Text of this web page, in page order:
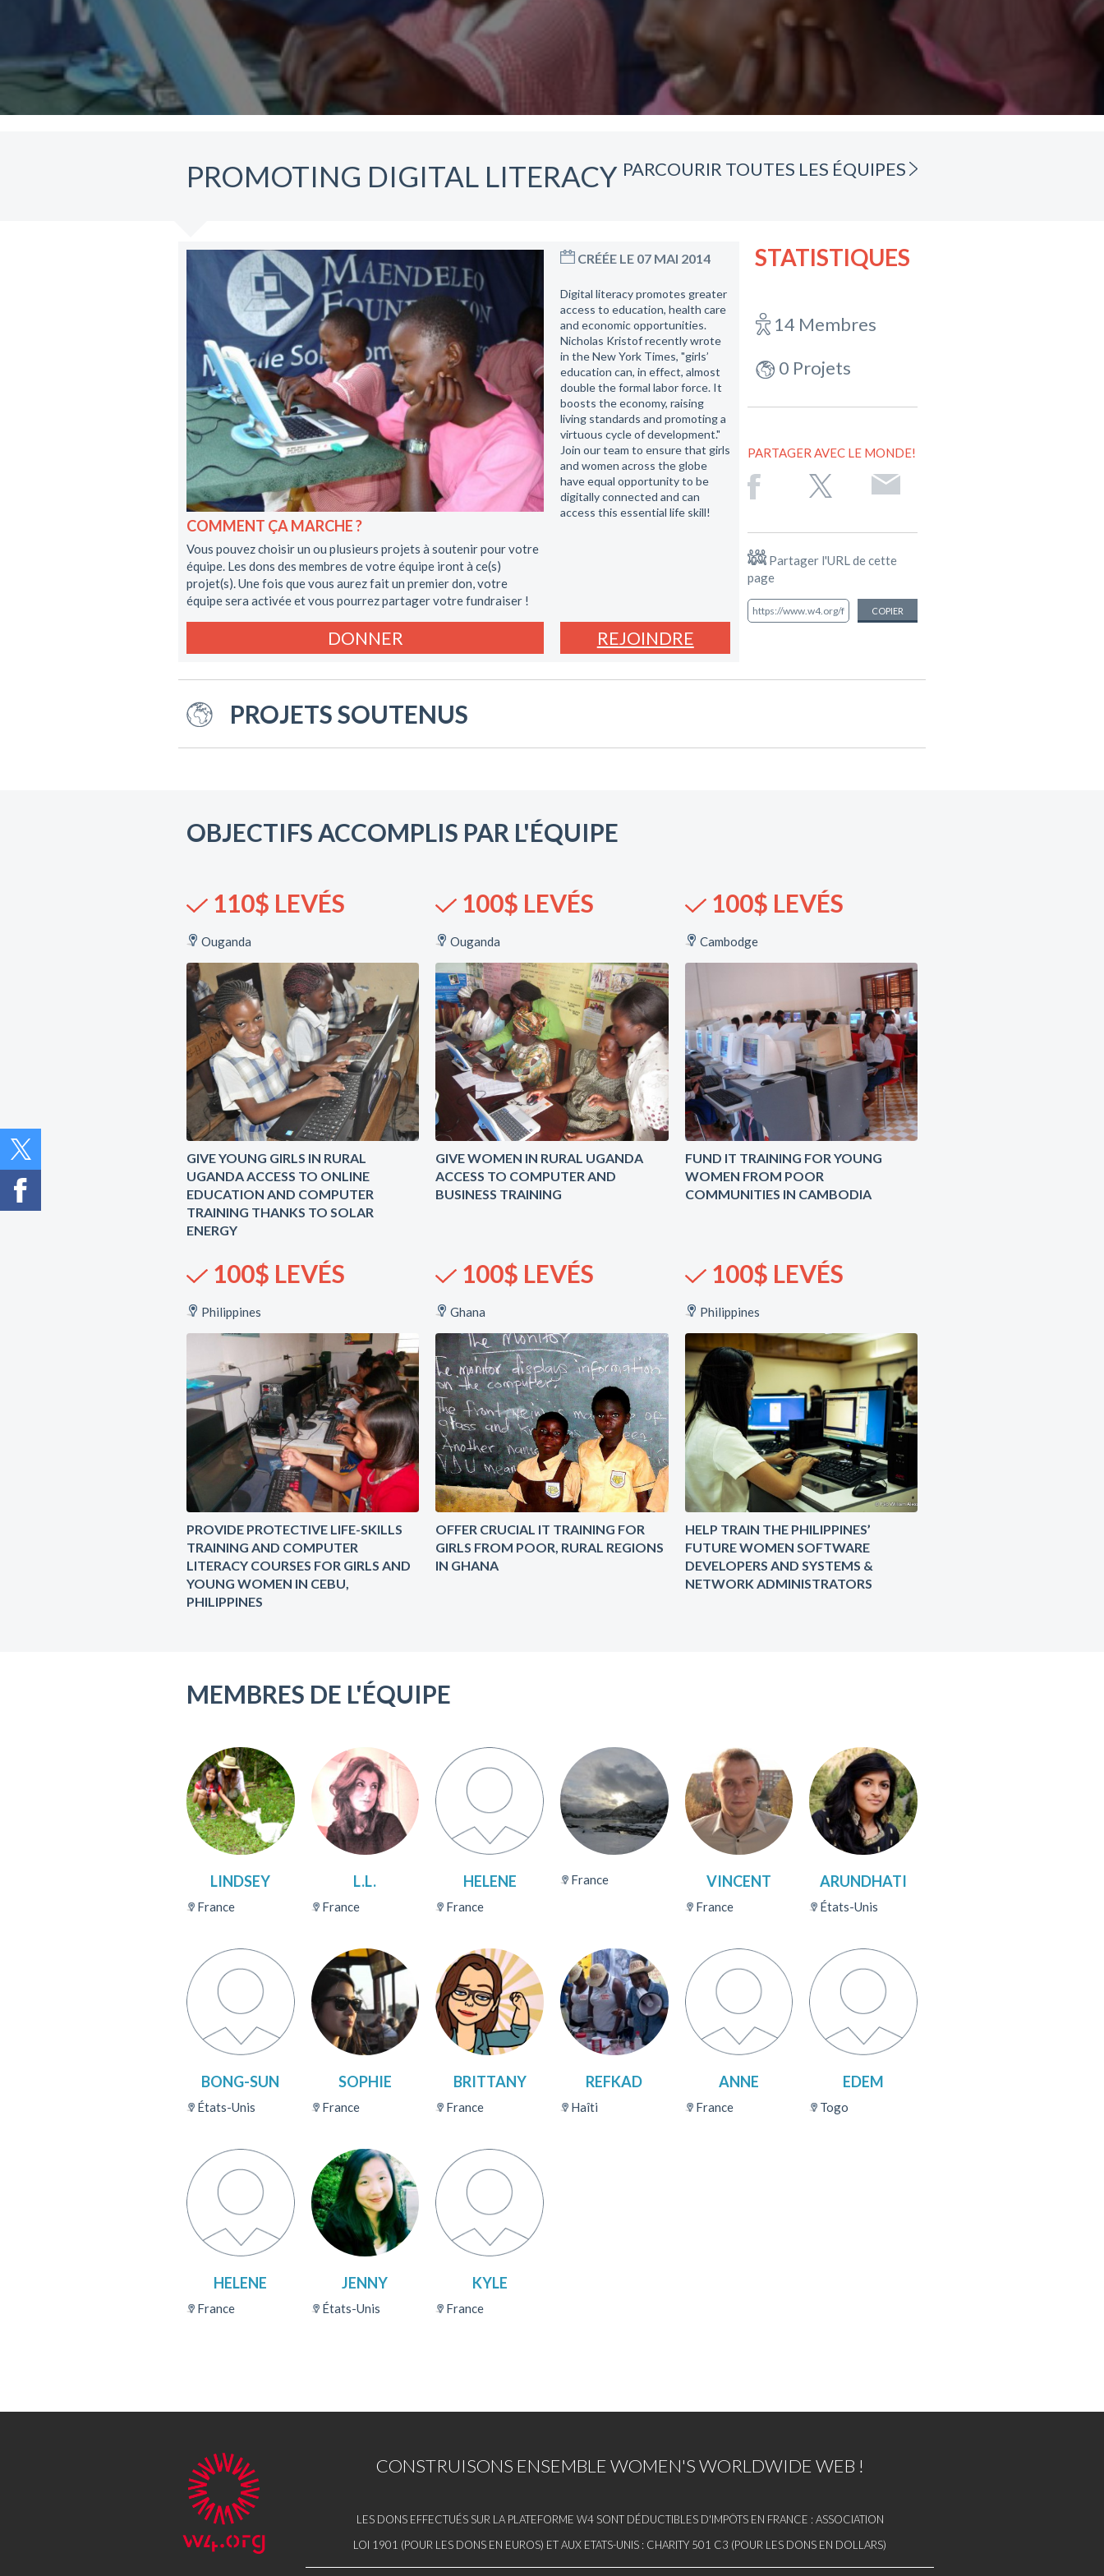
PROMOTING DIGITAL LITERACY PARCOURIR TOUTES LES ÉQUIPES
COMMENT ÇA MARCHE ?
Vous pouvez choisir un ou plusieurs projets à soutenir pour votre
équipe. Les dons des membres de votre équipe iront à ce(s)
projet(s). Une fois que vous aurez fait un premier don, votre
équipe sera activée et vous pourrez partager votre fundraiser !
CRÉÉE LE 07 MAI 2014
Digital literacy promotes greater
access to education, health care
and economic opportunities.
Nicholas Kristof recently wrote
in the New York Times, "girls’
education can, in effect, almost
double the formal labor force. It
boosts the economy, raising
living standards and promoting a
virtuous cycle of development."
Join our team to ensure that girls
and women across the globe
have equal opportunity to be
digitally connected and can
access this essential life skill!
DONNER REJOINDRE
STATISTIQUES
14 Membres
0 Projets
PARTAGER AVEC LE MONDE!
Partager l'URL de cette
page
COPIER
PROJETS SOUTENUS
OBJECTIFS ACCOMPLIS PAR L'ÉQUIPE
110$ LEVÉS
Ouganda
42 Contributeurs &
Contributrices
Rapport d'impact
GIVE YOUNG GIRLS IN RURAL
UGANDA ACCESS TO ONLINE
EDUCATION AND COMPUTER
TRAINING THANKS TO SOLAR
ENERGY
100$ LEVÉS
Ouganda
24 Contributeurs &
Contributrices
Rapport d'impact
GIVE WOMEN IN RURAL UGANDA
ACCESS TO COMPUTER AND
BUSINESS TRAINING
100$ LEVÉS
Cambodge
10 Contributeurs &
Contributrices
Rapport d'impact
FUND IT TRAINING FOR YOUNG
WOMEN FROM POOR
COMMUNITIES IN CAMBODIA
100$ LEVÉS
Philippines
5 Contributeurs &
Contributrices
Rapport d'impact
PROVIDE PROTECTIVE LIFE-SKILLS
TRAINING AND COMPUTER
LITERACY COURSES FOR GIRLS AND
YOUNG WOMEN IN CEBU,
PHILIPPINES
100$ LEVÉS
Ghana
4 Contributeurs &
Contributrices
Rapport d'impact
OFFER CRUCIAL IT TRAINING FOR
GIRLS FROM POOR, RURAL REGIONS
IN GHANA
100$ LEVÉS
Philippines
18 Contributeurs &
Contributrices
Rapport d'impact
HELP TRAIN THE PHILIPPINES’
FUTURE WOMEN SOFTWARE
DEVELOPERS AND SYSTEMS &
NETWORK ADMINISTRATORS
MEMBRES DE L'ÉQUIPE
LINDSEY
France
L.L.
France
HELENE
France
France VINCENT
France
ARUNDHATI
États-Unis
BONG-SUN
États-Unis
SOPHIE
France
BRITTANY
France
REFKAD
Haîti
ANNE
France
EDEM
Togo
HELENE
France
JENNY
États-Unis
KYLE
France
CONSTRUISONS ENSEMBLE WOMEN'S WORLDWIDE WEB !
LES DONS EFFECTUÉS SUR LA PLATEFORME W4 SONT DÉDUCTIBLES D'IMPÔTS EN FRANCE : ASSOCIATION
LOI 1901 (POUR LES DONS EN EUROS) ET AUX ETATS-UNIS : CHARITY 501 C3 (POUR LES DONS EN DOLLARS)